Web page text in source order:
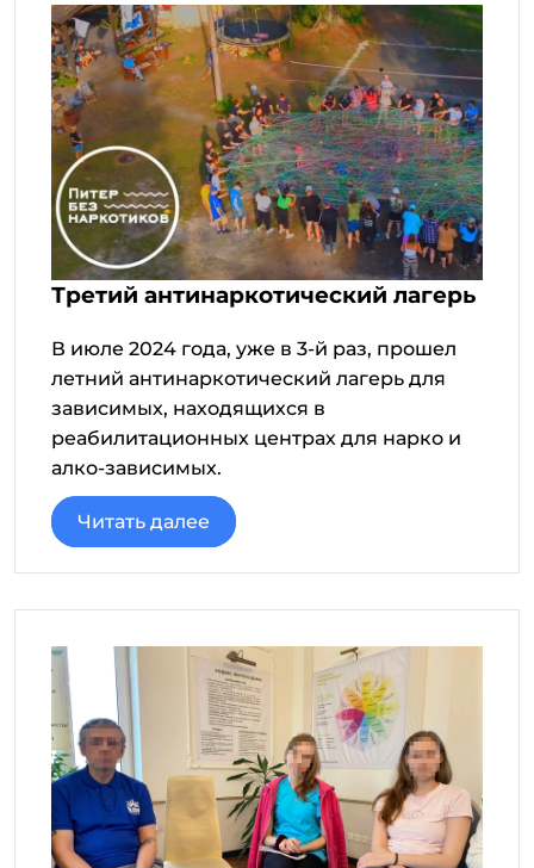
Третий антинаркотический лагерь
В июле 2024 года, уже в 3-й раз, прошел
летний антинаркотический лагерь для
зависимых, находящихся в
реабилитационных центрах для нарко и
алко-зависимых.
Читать далее